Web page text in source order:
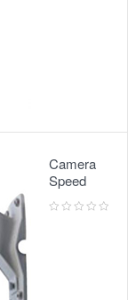
Camera
Speed
Dome:
Model